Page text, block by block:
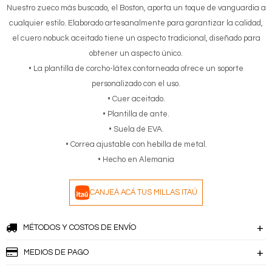
Nuestro zueco más buscado, el Boston, aporta un toque de vanguardia a
cualquier estilo. Elaborado artesanalmente para garantizar la calidad,
el cuero nobuck aceitado tiene un aspecto tradicional, diseñado para
obtener un aspecto único.
• La plantilla de corcho-látex contorneada ofrece un soporte
personalizado con el uso.
• Cuer aceitado.
• Plantilla de ante.
• Suela de EVA.
• Correa ajustable con hebilla de metal.
• Hecho en Alemania
CANJEÁ ACÁ TUS MILLAS ITAÚ
MÉTODOS Y COSTOS DE ENVÍO
MEDIOS DE PAGO